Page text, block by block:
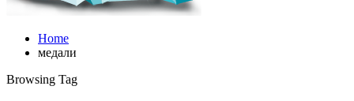
Home
медали
Browsing Tag